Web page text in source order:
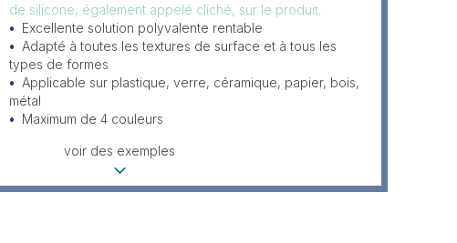
de silicone, également appelé cliché, sur le produit.
Excellente solution polyvalente rentable
Adapté à toutes les textures de surface et à tous les
types de formes
Applicable sur plastique, verre, céramique, papier, bois,
métal
Maximum de 4 couleurs
voir des exemples